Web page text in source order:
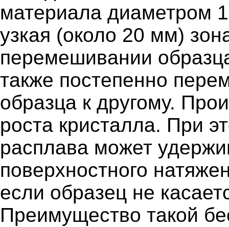
материала диаметром
узкая (около 20 мм)
перемешивании
также постепенно
образца к другому.
роста кристалла. При
расплава может
поверхностного
если образец не
Преимущество такой